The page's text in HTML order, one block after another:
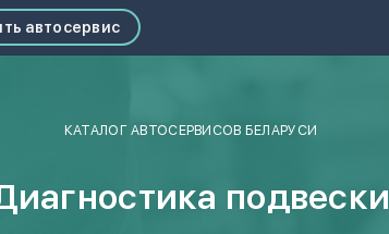
автосервис
КАТАЛОГ АВТОСЕРВИСОВ БЕЛАРУСИ
подвески